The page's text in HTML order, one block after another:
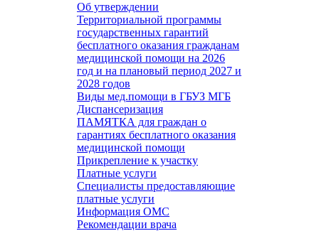
Об утверждении
Территориальной программы
государственных гарантий
бесплатного оказания гражданам
медицинской помощи на 2026
год и на плановый период 2027 и
2028 годов
Виды мед.помощи в ГБУЗ МГБ
Диспансеризация
ПАМЯТКА для граждан о
гарантиях бесплатного оказания
медицинской помощи
Прикрепление к участку
Платные услуги
Специалисты предоставляющие
платные услуги
Информация ОМС
Рекомендации врача